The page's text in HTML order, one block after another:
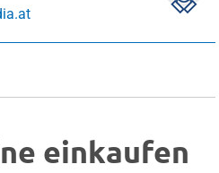
einkaufen